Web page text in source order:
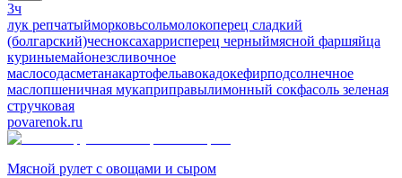
3ч
лук репчатыйморковьсольмолокоперец сладкий
(болгарский)чесноксахаррисперец черныймясной фаршяйца
куриныемайонезсливочное
маслосодасметанакартофельавокадокефирподсолнечное
маслопшеничная мукаприправылимонный сокфасоль зеленая
стручковая
povarenok.ru
Мясной рулет с овощами и сыром